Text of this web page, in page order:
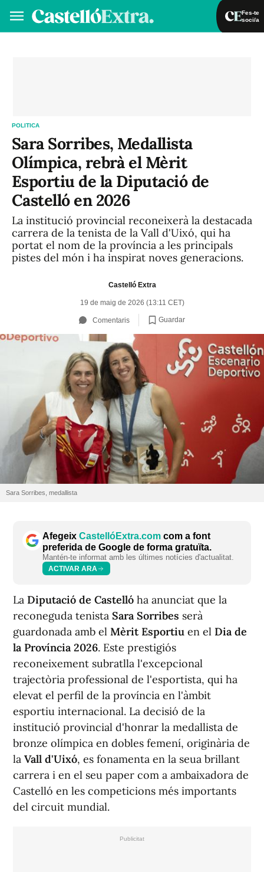
Fes-te
soci/a
POLITICA
Sara Sorribes, Medallista
Olímpica, rebrà el Mèrit
Esportiu de la Diputació de
Castelló en 2026
La institució provincial reconeixerà la destacada
carrera de la tenista de la Vall d'Uixó, qui ha
portat el nom de la província a les principals
pistes del món i ha inspirat noves generacions.
Castelló Extra
19 de maig de 2026 (13:11 CET)
Comentaris Guardar
Sara Sorribes, medallista
Afegeix CastellóExtra.com com a font
preferida de Google de forma gratuïta.
Mantén-te informat amb les últimes notícies d'actualitat.
ACTIVAR ARA
La Diputació de Castelló ha anunciat que la
reconeguda tenista Sara Sorribes serà
guardonada amb el Mèrit Esportiu en el Dia de
la Província 2026. Este prestigiós
reconeixement subratlla l'excepcional
trajectòria professional de l'esportista, qui ha
elevat el perfil de la província en l'àmbit
esportiu internacional. La decisió de la
institució provincial d'honrar la medallista de
bronze olímpica en dobles femení, originària de
la Vall d'Uixó, es fonamenta en la seua brillant
carrera i en el seu paper com a ambaixadora de
Castelló en les competicions més importants
del circuit mundial.